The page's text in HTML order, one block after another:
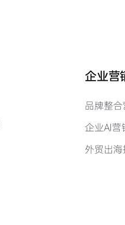
企业营
品牌整合
企业AI营
外贸出海